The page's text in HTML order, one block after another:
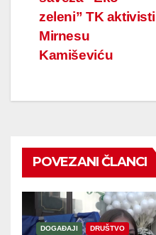
zeleni” TK aktivisti
Mirnesu
Kamiševiću
POVEZANI ČLANCI
DOGAĐAJI DRUŠTVO